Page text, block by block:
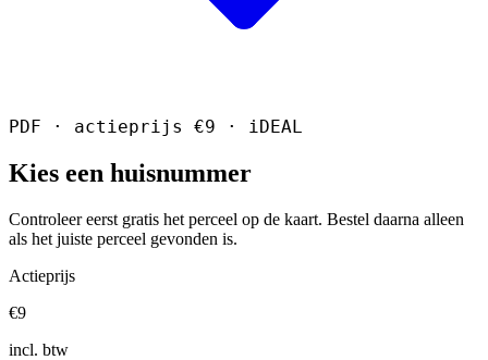
PDF · actieprijs €9 · iDEAL
Kies een huisnummer
Controleer eerst gratis het perceel op de kaart. Bestel daarna alleen
als het juiste perceel gevonden is.
Actieprijs
€9
incl. btw